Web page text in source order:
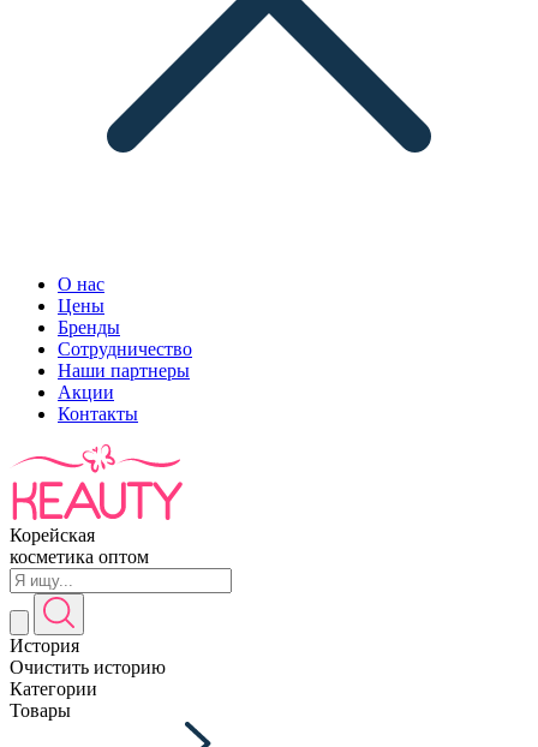
О нас
Цены
Бренды
Сотрудничество
Наши партнеры
Акции
Контакты
Корейская
косметика оптом
История
Очистить историю
Категории
Товары